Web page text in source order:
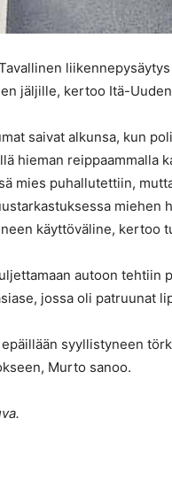
jäljille, kertoo Itä-
saivat alkunsa, kun
hieman reippaammalla
mies puhallutettiin,
miehen
käyttöväline, kertoo
autoon tehtiin
jossa oli patruunat
syyllistyneen
Murto sanoo.